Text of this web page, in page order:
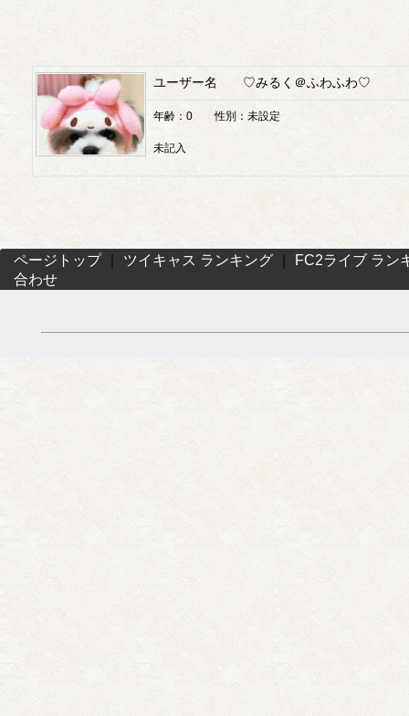
ユーザー名 ♡みるく＠ふわふわ♡
年齢：0 性別：未設定
未記入
ページトップ｜ ツイキャス ランキング
FC2ライブ ラン
合わせ